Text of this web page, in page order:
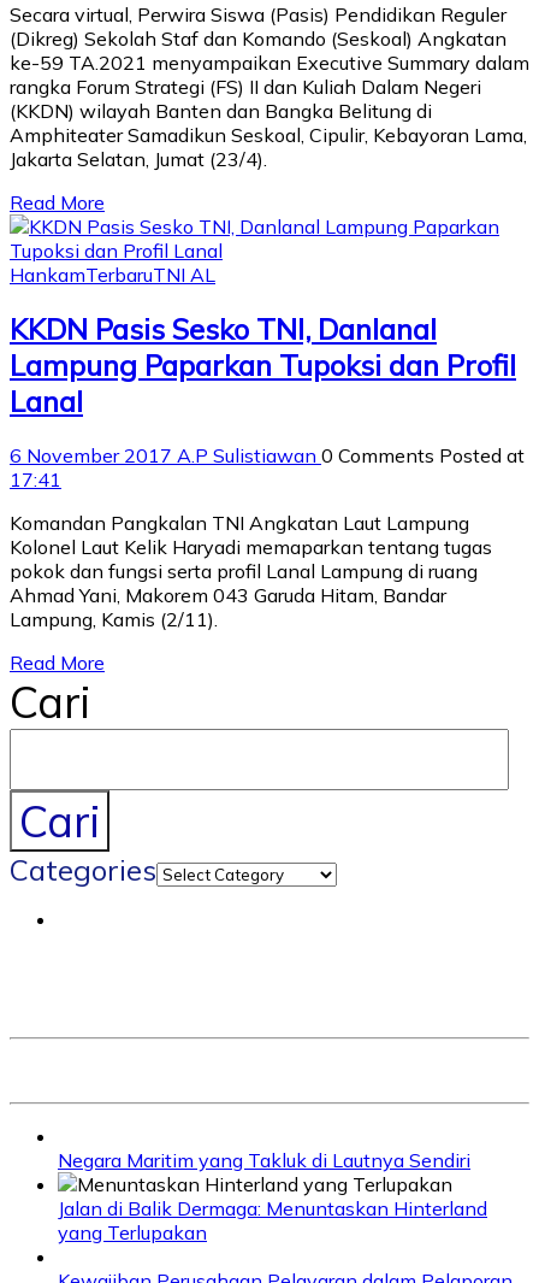
Secara virtual, Perwira Siswa (Pasis) Pendidikan Reguler
(Dikreg) Sekolah Staf dan Komando (Seskoal) Angkatan
ke-59 TA.2021 menyampaikan Executive Summary dalam
rangka Forum Strategi (FS) II dan Kuliah Dalam Negeri
(KKDN) wilayah Banten dan Bangka Belitung di
Amphiteater Samadikun Seskoal, Cipulir, Kebayoran Lama,
Jakarta Selatan, Jumat (23/4).
Read More
HankamTerbaruTNI AL
KKDN Pasis Sesko TNI, Danlanal
Lampung Paparkan Tupoksi dan Profil
Lanal
6 November 2017 A.P Sulistiawan 0 Comments Posted at
17:41
Komandan Pangkalan TNI Angkatan Laut Lampung
Kolonel Laut Kelik Haryadi memaparkan tentang tugas
pokok dan fungsi serta profil Lanal Lampung di ruang
Ahmad Yani, Makorem 043 Garuda Hitam, Bandar
Lampung, Kamis (2/11).
Read More
Cari
Cari
Categories
Negara Maritim yang Takluk di Lautnya Sendiri
Jalan di Balik Dermaga: Menuntaskan Hinterland
yang Terlupakan